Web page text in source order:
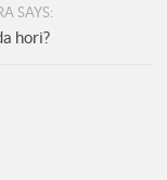
SAYS:
hori?